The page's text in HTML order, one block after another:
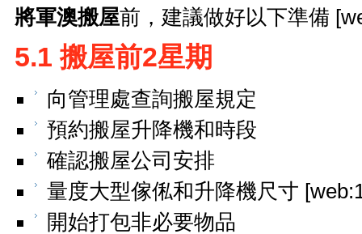
將軍澳搬屋前，建議做好以下準備
5.1 搬屋前2星期
向管理處查詢搬屋規定
預約搬屋升降機和時段
確認搬屋公司安排
量度大型傢俬和升降機尺寸
開始打包非必要物品